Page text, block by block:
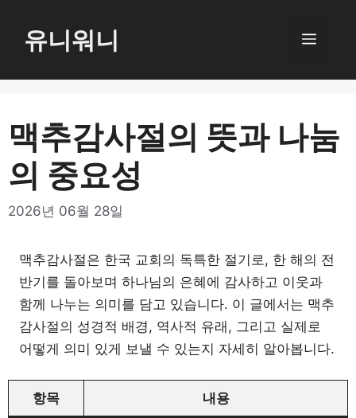
로
너
뛰
기
유니워니 메
맥추감사절의 뜻과 나눔
의 중요성
2026년 06월 28일
맥추감사절은 한국 교회의 독특한 절기로, 한 해의 전
반기를 돌아보며 하나님의 은혜에 감사하고 이웃과
함께 나누는 의미를 담고 있습니다. 이 글에서는 맥추
감사절의 성경적 배경, 역사적 유래, 그리고 실제로
어떻게 의미 있게 보낼 수 있는지 자세히 알아봅니다.
항목 내용